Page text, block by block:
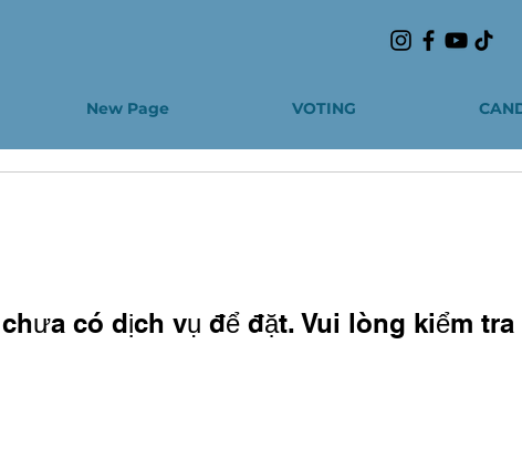
New Page VOTING
có dịch vụ để đặt. Vui lòng kiểm